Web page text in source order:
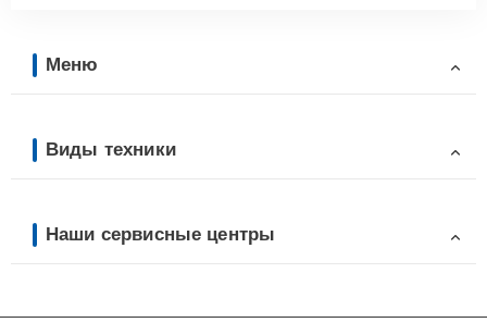
Меню
Виды техники
Наши сервисные центры